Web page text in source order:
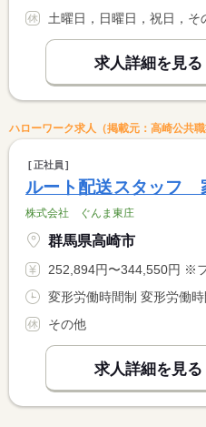
土曜日，日曜日，祝日，そ
求人詳細を見る
ハローワーク求人（掲載元：高崎公共職
正社員
ルート配送スタッフ
株式会社 ぐんま東庄
群馬県高崎市
252,894円〜344,550円 ※フルタイム求人の場合は月額（
その他
求人詳細を見る